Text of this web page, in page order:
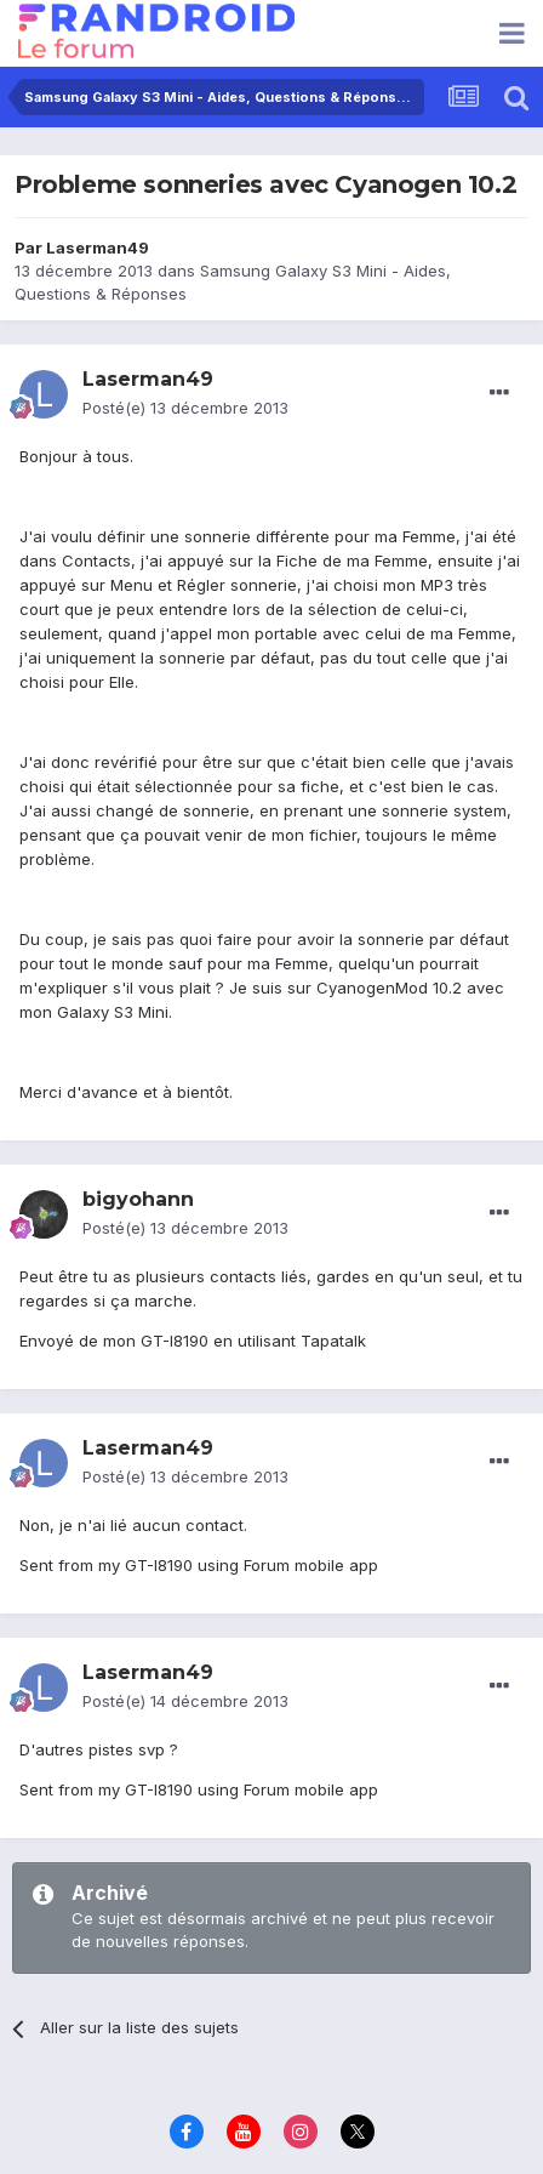
Samsung Galaxy S3 Mini - Aides, Questions & Réponses
Probleme sonneries avec Cyanogen 10.2
Par Laserman49
13 décembre 2013 dans Samsung Galaxy S3 Mini - Aides,
Questions & Réponses
Laserman49
Posté(e) 13 décembre 2013
Bonjour à tous.
J'ai voulu définir une sonnerie différente pour ma Femme, j'ai été
dans Contacts, j'ai appuyé sur la Fiche de ma Femme, ensuite j'ai
appuyé sur Menu et Régler sonnerie, j'ai choisi mon MP3 très
court que je peux entendre lors de la sélection de celui-ci,
seulement, quand j'appel mon portable avec celui de ma Femme,
j'ai uniquement la sonnerie par défaut, pas du tout celle que j'ai
choisi pour Elle.
J'ai donc revérifié pour être sur que c'était bien celle que j'avais
choisi qui était sélectionnée pour sa fiche, et c'est bien le cas.
J'ai aussi changé de sonnerie, en prenant une sonnerie system,
pensant que ça pouvait venir de mon fichier, toujours le même
problème.
Du coup, je sais pas quoi faire pour avoir la sonnerie par défaut
pour tout le monde sauf pour ma Femme, quelqu'un pourrait
m'expliquer s'il vous plait ? Je suis sur CyanogenMod 10.2 avec
mon Galaxy S3 Mini.
Merci d'avance et à bientôt.
bigyohann
Posté(e) 13 décembre 2013
Peut être tu as plusieurs contacts liés, gardes en qu'un seul, et tu
regardes si ça marche.
Envoyé de mon GT-I8190 en utilisant Tapatalk
Laserman49
Posté(e) 13 décembre 2013
Non, je n'ai lié aucun contact.
Sent from my GT-I8190 using Forum mobile app
Laserman49
Posté(e) 14 décembre 2013
D'autres pistes svp ?
Sent from my GT-I8190 using Forum mobile app
Archivé
Ce sujet est désormais archivé et ne peut plus recevoir
de nouvelles réponses.
Aller sur la liste des sujets